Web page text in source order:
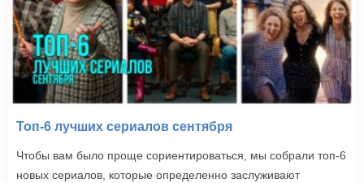
Топ-6 лучших сериалов сентября
Чтобы вам было проще сориентироваться, мы собрали топ-6
новых сериалов, которые определенно заслуживают